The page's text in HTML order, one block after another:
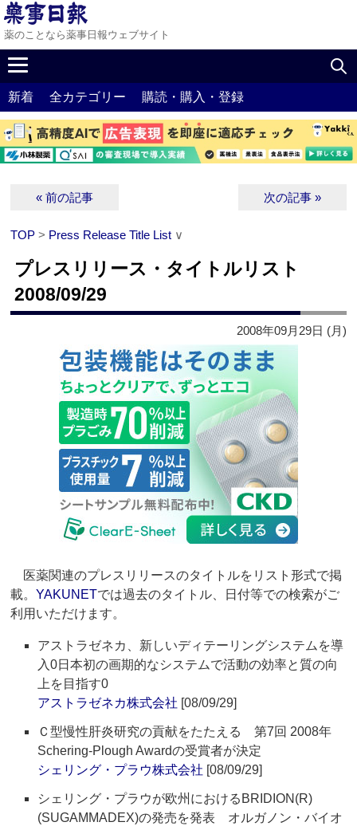
薬のことなら薬事日報ウェブサイト
新着 全カテゴリー 購読・購入・登録
« 前の記事 次の記事 »
TOP > Press Release Title List ∨
プレスリリース・タイトルリスト
2008/09/29
2008年09月29日 (月)
医薬関連のプレスリリースのタイトルをリスト形式で掲
載。YAKUNETでは過去のタイトル、日付等での検索がご
利用いただけます。
アストラゼネカ、新しいディテーリングシステムを導
入0日本初の画期的なシステムで活動の効率と質の向
上を目指す0
アストラゼネカ株式会社 [08/09/29]
Ｃ型慢性肝炎研究の貢献をたたえる 第7回 2008年
Schering-Plough Awardの受賞者が決定
シェリング・プラウ株式会社 [08/09/29]
シェリング・プラウが欧州におけるBRIDION(R)
(SUGAMMADEX)の発売を発表 オルガノン・バイオ